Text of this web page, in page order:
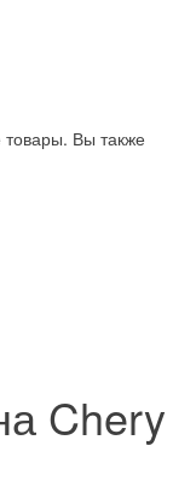
товары. Вы также
Chery